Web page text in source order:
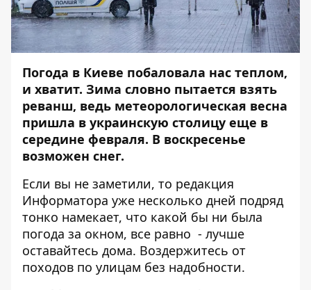
Погода в Киеве побаловала нас теплом,
и хватит. Зима словно пытается взять
реванш, ведь метеорологическая весна
пришла в украинскую столицу еще в
середине февраля. В воскресенье
возможен снег.
Если вы не заметили, то редакция
Информатора уже несколько дней подряд
тонко намекает, что какой бы ни была
погода за окном, все равно - лучше
оставайтесь дома. Воздержитесь от
походов по улицам без надобности.